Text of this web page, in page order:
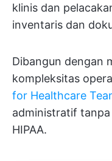
klinis dan
inventaris dan
Dibangun dengan
kompleksitas
for Healthcare
administratif
HIPAA.